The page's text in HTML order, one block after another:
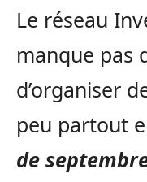
Le réseau
manque pas
d’organiser
peu partout
de